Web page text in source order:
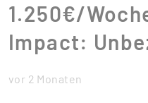
1.250€/
Impact:
vor 2 Monaten